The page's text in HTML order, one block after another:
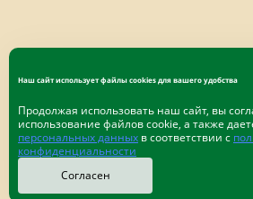
Наш сайт использует файлы cookies для вашего удобства
Продолжая использовать наш сайт, вы
использование файлов cookie, а также
персональных данных в соответствии с
конфиденциальности
Согласен